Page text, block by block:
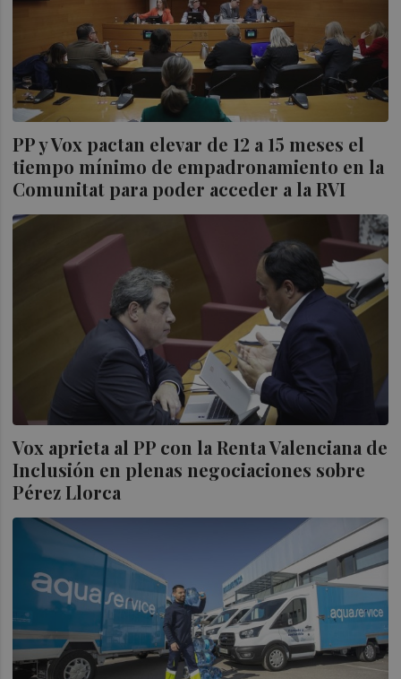
PP y Vox pactan elevar de 12 a 15 meses el
tiempo mínimo de empadronamiento en la
Comunitat para poder acceder a la RVI
Vox aprieta al PP con la Renta Valenciana de
Inclusión en plenas negociaciones sobre
Pérez Llorca